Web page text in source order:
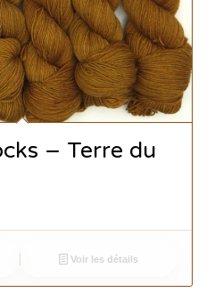
– Terre du
Voir les détails